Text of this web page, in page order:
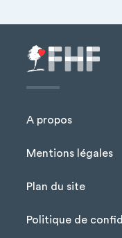
Menu Pied de
A propos
Mentions légales
Plan du site
Politique de